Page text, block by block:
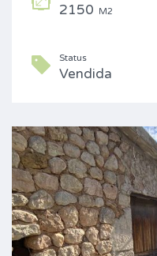
2150 M2
Status
Vendida